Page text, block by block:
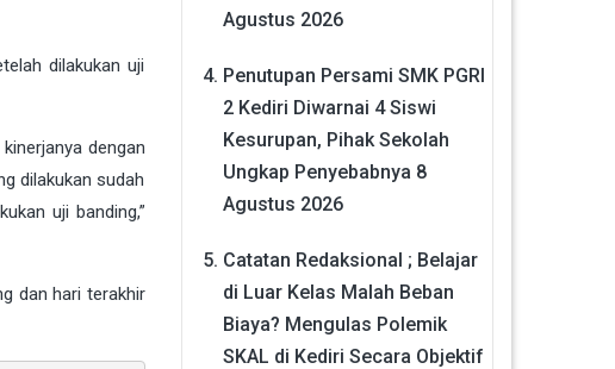
dilakukan uji
dengan
dilakukan sudah
uji banding,”
dan hari terakhir
Agustus 2026
Penutupan Persami SMK PGRI
2 Kediri Diwarnai 4 Siswi
Kesurupan, Pihak Sekolah
Ungkap Penyebabnya 8
Agustus 2026
Catatan Redaksional ; Belajar
di Luar Kelas Malah Beban
Biaya? Mengulas Polemik
SKAL di Kediri Secara Objektif